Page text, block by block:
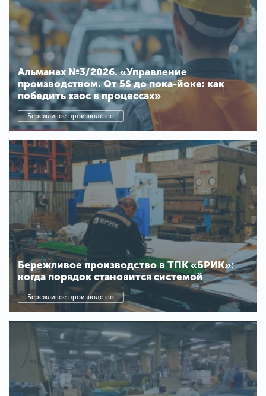
Альманах №3/2026. «Управление
производством. От 5S до пока-йоке: как
победить хаос в процессах»
Бережливое производство
Бережливое производство в ТПК «БРИК»:
когда порядок становится системой
Бережливое производство